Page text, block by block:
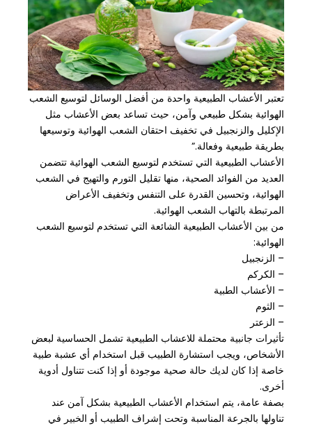
تعتبر الأعشاب الطبيعية واحدة من أفضل الوسائل لتوسيع الشعب
الهوائية بشكل طبيعي وآمن، حيث تساعد بعض الأعشاب مثل
الإكليل والزنجبيل في تخفيف احتقان الشعب الهوائية وتوسيعها
بطريقة طبيعية وفعالة.”
الأعشاب الطبيعية التي تستخدم لتوسيع الشعب الهوائية تتضمن
العديد من الفوائد الصحية، منها تقليل التورم والتهيج في الشعب
الهوائية، وتحسين القدرة على التنفس وتخفيف الأعراض
المرتبطة بالتهاب الشعب الهوائية.
من بين الأعشاب الطبيعية الشائعة التي تستخدم لتوسيع الشعب
الهوائية:
– الزنجبيل
– الكركم
– الأعشاب الطبية
– الثوم
– الزعتر
تأثيرات جانبية محتملة للاعشاب الطبيعية تشمل الحساسية لبعض
الأشخاص، ويجب استشارة الطبيب قبل استخدام أي عشبة طبية
خاصة إذا كان لديك حالة صحية موجودة أو إذا كنت تتناول أدوية
أخرى.
بصفة عامة، يتم استخدام الأعشاب الطبيعية بشكل آمن عند
تناولها بالجرعة المناسبة وتحت إشراف الطبيب أو الخبير في